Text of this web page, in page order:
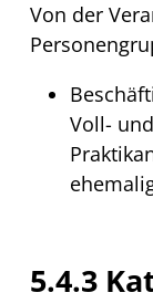
Von der
Voll-
5.4.3